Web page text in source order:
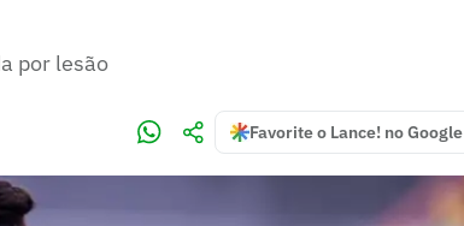
por lesão
Favorite o Lance! no Google